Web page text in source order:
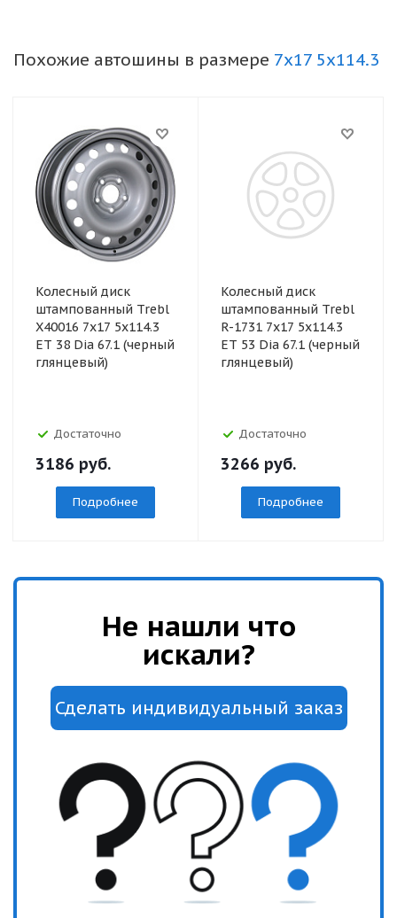
Похожие автошины в размере 7x17 5x114.3
Колесный диск
штампованный Trebl
X40016 7x17 5x114.3
ET 38 Dia 67.1 (черный
глянцевый)
Достаточно
3186 руб.
Подробнее
Колесный диск
штампованный Trebl
R-1731 7x17 5x114.3
ET 53 Dia 67.1 (черный
глянцевый)
Достаточно
3266 руб.
Подробнее
Не нашли что
искали?